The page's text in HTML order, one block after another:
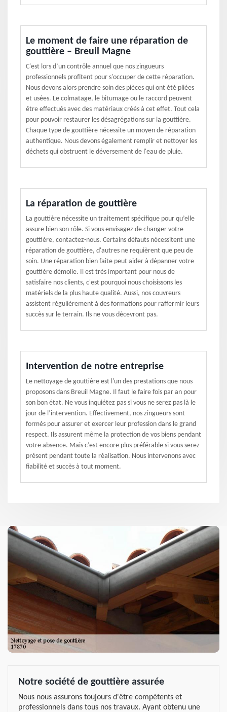
Le moment de faire une réparation de
gouttière – Breuil Magne
C'est lors d’un contrôle annuel que nos zingueurs
professionnels profitent pour s'occuper de cette réparation.
Nous devons alors prendre soin des pièces qui ont été pliées
et usées. Le colmatage, le bitumage ou le raccord peuvent
être effectués avec des matériaux créés à cet effet. Tout cela
pour pouvoir restaurer les désagrégations sur la gouttière.
Chaque type de gouttière nécessite un moyen de réparation
authentique. Nous devons également remplir et nettoyer les
déchets qui obstruent le déversement de l'eau de pluie.
La réparation de gouttière
La gouttière nécessite un traitement spécifique pour qu’elle
assure bien son rôle. Si vous envisagez de changer votre
gouttière, contactez-nous. Certains défauts nécessitent une
réparation de gouttière, d'autres ne requièrent que peu de
soin. Une réparation bien faite peut aider à dépanner votre
gouttière démolie. Il est très important pour nous de
satisfaire nos clients, c'est pourquoi nous choisissons les
matériels de la plus haute qualité. Aussi, nos couvreurs
assistent régulièrement à des formations pour raffermir leurs
succès sur le terrain. Ils ne vous décevront pas.
Intervention de notre entreprise
Le nettoyage de gouttière est l'un des prestations que nous
proposons dans Breuil Magne. Il faut le faire fois par an pour
son bon état. Ne vous inquiétez pas si vous ne serez pas là le
jour de l’intervention. Effectivement, nos zingueurs sont
formés pour assurer et exercer leur profession dans le grand
respect. Ils assurent même la protection de vos biens pendant
votre absence. Mais c’est encore plus préférable si vous serez
présent pendant toute la réalisation. Nous intervenons avec
fiabilité et succès à tout moment.
Notre société de gouttière assurée
Nous nous assurons toujours d'être compétents et
professionnels dans tous nos travaux. Ayant obtenu une